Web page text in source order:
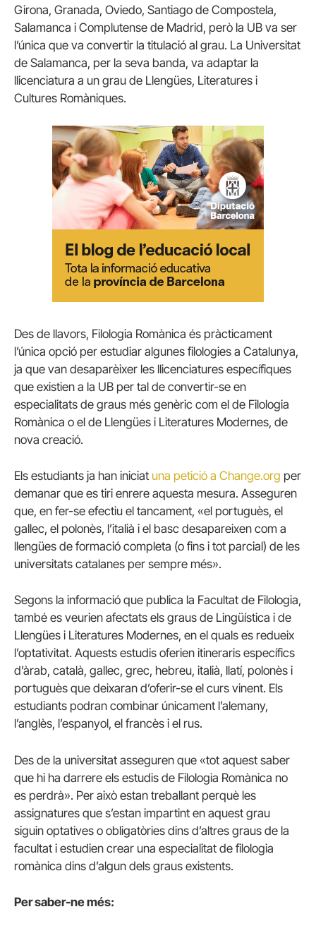
Girona, Granada, Oviedo, Santiago de Compostela,
Salamanca i Complutense de Madrid, però la UB va ser
l’única que va convertir la titulació al grau. La Universitat
de Salamanca, per la seva banda, va adaptar la
llicenciatura a un grau de Llengües, Literatures i
Cultures Romàniques.
Des de llavors, Filologia Romànica és pràcticament
l’única opció per estudiar algunes filologies a Catalunya,
ja que van desaparèixer les llicenciatures específiques
que existien a la UB per tal de convertir-se en
especialitats de graus més genèric com el de Filologia
Romànica o el de Llengües i Literatures Modernes, de
nova creació.
Els estudiants ja han iniciat una petició a Change.org per
demanar que es tiri enrere aquesta mesura. Asseguren
que, en fer-se efectiu el tancament, «el portuguès, el
gallec, el polonès, l’italià i el basc desapareixen com a
llengües de formació completa (o fins i tot parcial) de les
universitats catalanes per sempre més».
Segons la informació que publica la Facultat de Filologia,
també es veurien afectats els graus de Lingüística i de
Llengües i Literatures Modernes, en el quals es redueix
l’optativitat. Aquests estudis oferien itineraris específics
d’àrab, català, gallec, grec, hebreu, italià, llatí, polonès i
portuguès que deixaran d’oferir-se el curs vinent. Els
estudiants podran combinar únicament l’alemany,
l’anglès, l’espanyol, el francès i el rus.
Des de la universitat asseguren que «tot aquest saber
que hi ha darrere els estudis de Filologia Romànica no
es perdrà». Per això estan treballant perquè les
assignatures que s’estan impartint en aquest grau
siguin optatives o obligatòries dins d’altres graus de la
facultat i estudien crear una especialitat de filologia
romànica dins d’algun dels graus existents.
Per saber-ne més: